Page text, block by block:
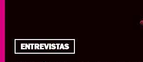
ENTREVISTAS